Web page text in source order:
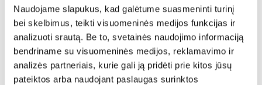
Naudojame slapukus, kad galėtume suasmeninti turinį
bei skelbimus, teikti visuomeninės medijos funkcijas ir
analizuoti srautą. Be to, svetainės naudojimo informaciją
bendriname su visuomeninės medijos, reklamavimo ir
analizės partneriais, kurie gali ją pridėti prie kitos jūsų
pateiktos arba naudojant paslaugas surinktos
YRA SANDĖLYJE
BRAGA spintos 02 rankenėlės (3vnt.) (Juodos)
Išmatavimai: A:114cmP:2cm G: 3cm